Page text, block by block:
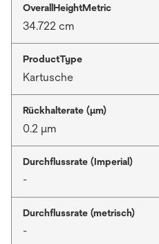
OverallHeightMetric
34.722 cm
ProductType
Kartusche
Rückhalterate (µm)
0.2 μm
Durchflussrate (Imperial)
-
Durchflussrate (metrisch)
-